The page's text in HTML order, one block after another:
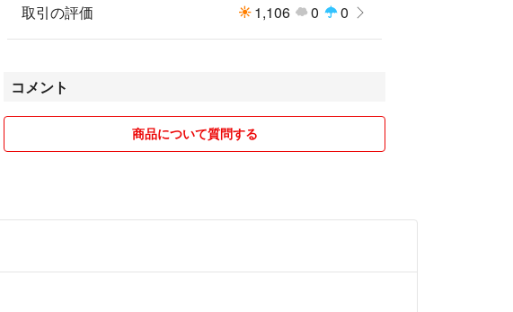
取引の評価 1,106 0 0
コメント
商品について質問する